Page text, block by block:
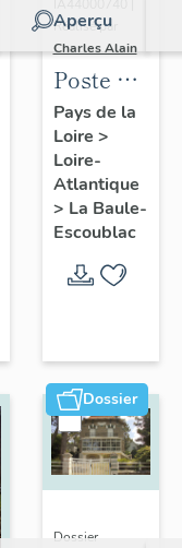
Aperçu
Réalisé par
Charles Alain
Poste de
la Baule-
Escoublac,
place de
la
Victoire
Pays de la
Loire >
Loire-
Atlantique
> La Baule-
Escoublac
Dossier
Dossier